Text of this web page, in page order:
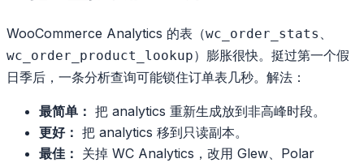
WooCommerce Analytics 的表（wc_order_stats
wc_order_product_lookup）膨胀很快。挺过第一个假
日季后，一条分析查询可能锁住订单表几秒。解法：
最简单： 把 analytics 重新生成放到非高峰时段。
更好： 把 analytics 移到只读副本。
最佳： 关掉 WC Analytics，改用 Glew、Polar